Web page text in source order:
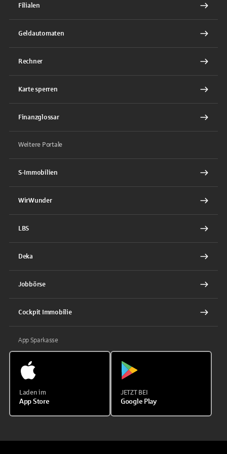
Filialen
Geldautomaten
Rechner
Karte sperren
Finanzglossar
Weitere Portale
S-Immobilien
WirWunder
LBS
Deka
Jobbörse
Cockpit Immobilie
App Sparkasse
Laden im
App Store
JETZT BEI
Google Play